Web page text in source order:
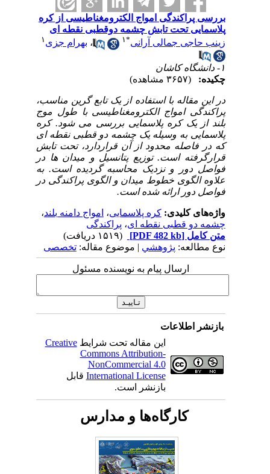
بررسی پراکندگی امواج الکترومغناطیسی از کره
پلاسمایی تحت تابش چشمه دوقطبی نقطه ای
زینب حاجی جمالی آرانی
۱ ،بهرام جزی۱
چکیده:
در این مقاله با استفاده از یک تابع گرین مناسب،
پراکندگی امواج الکترومغناطیسی با طول موج
بلند از یک کره پلاسمایی بررسی می شود. کره
پلاسمایی به وسیله یک چشمه دو قطبی نقطه ای
که در فاصله محدود از آن قراردارد، تحت تابش
قرارگرفته است. توزیع پتانسیل و میدان ها در
فواصل دور و نزدیک محاسبه گردیده است. به
علاوه الگوی خطوط میدان و الگوی پراکندگی در
فواصل دور ارائه شده است.
واژه‌های کلیدی:کره پلاسمایی،امواج دامنه بلند،
چشمه دو قطبی نقطه ای،پراکندگی
متن کامل[PDF 482 kb]
نوع مطالعه:پژوهشي| موضوع مقاله:تخصصی
ارسال پیام به نویسنده مسئول
بازنشر اطلاعات
این مقاله تحت شرایطCreative
Commons Attribution-
NonCommercial 4.0
International Licenseقابل
بازنشر است.
کارگاه‌ها و مدارس